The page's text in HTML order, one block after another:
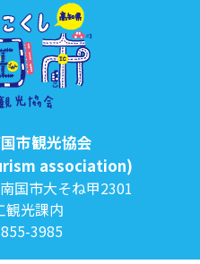
市観光協会
association)
国市大そね甲2301
観光課内
3985